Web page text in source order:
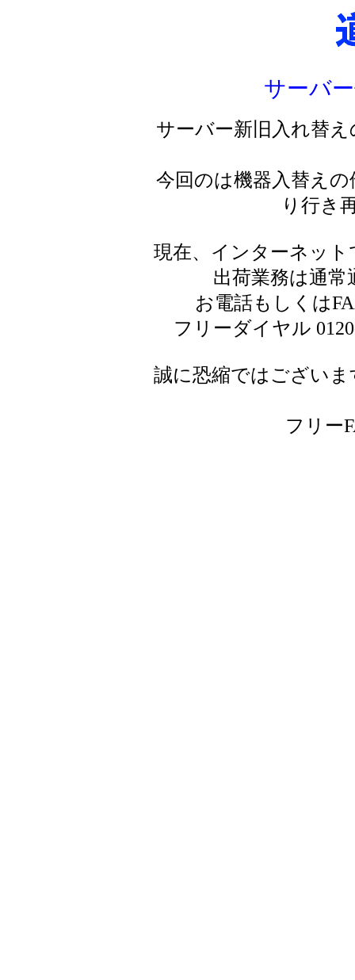
サーバ
サーバー新旧入れ替
今回のは機器入替え
り行き
現在、インターネッ
出荷業務は通
お電話もしくは
フリーダイヤル
誠に恐縮ではござい
フリー